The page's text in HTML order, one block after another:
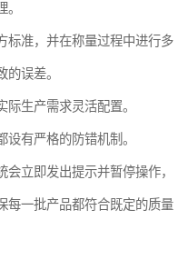
标准，并在称量过程中进行多
误差。
生产需求灵活配置。
有严格的防错机制。
立即发出提示并暂停操作，
每一批产品都符合既定的质量